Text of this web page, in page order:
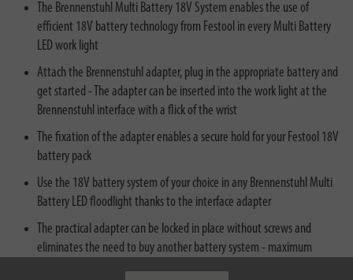
The Brennenstuhl Multi Battery 18V System enables the use of
efficient 18V battery technology from Festool in every Multi Battery
LED work light
Attach the Brennenstuhl adapter, plug in the appropriate battery and
get started - The adapter can be inserted into the work light at the
Brennenstuhl interface with a flick of the wrist
The fixation of the adapter enables a secure hold for your Festool 18V
battery pack
Use the 18V battery system of your choice in any Brennenstuhl Multi
Battery LED floodlight thanks to the interface adapter
The practical adapter can be locked in place without screws and
eliminates the need to buy another battery system - maximum